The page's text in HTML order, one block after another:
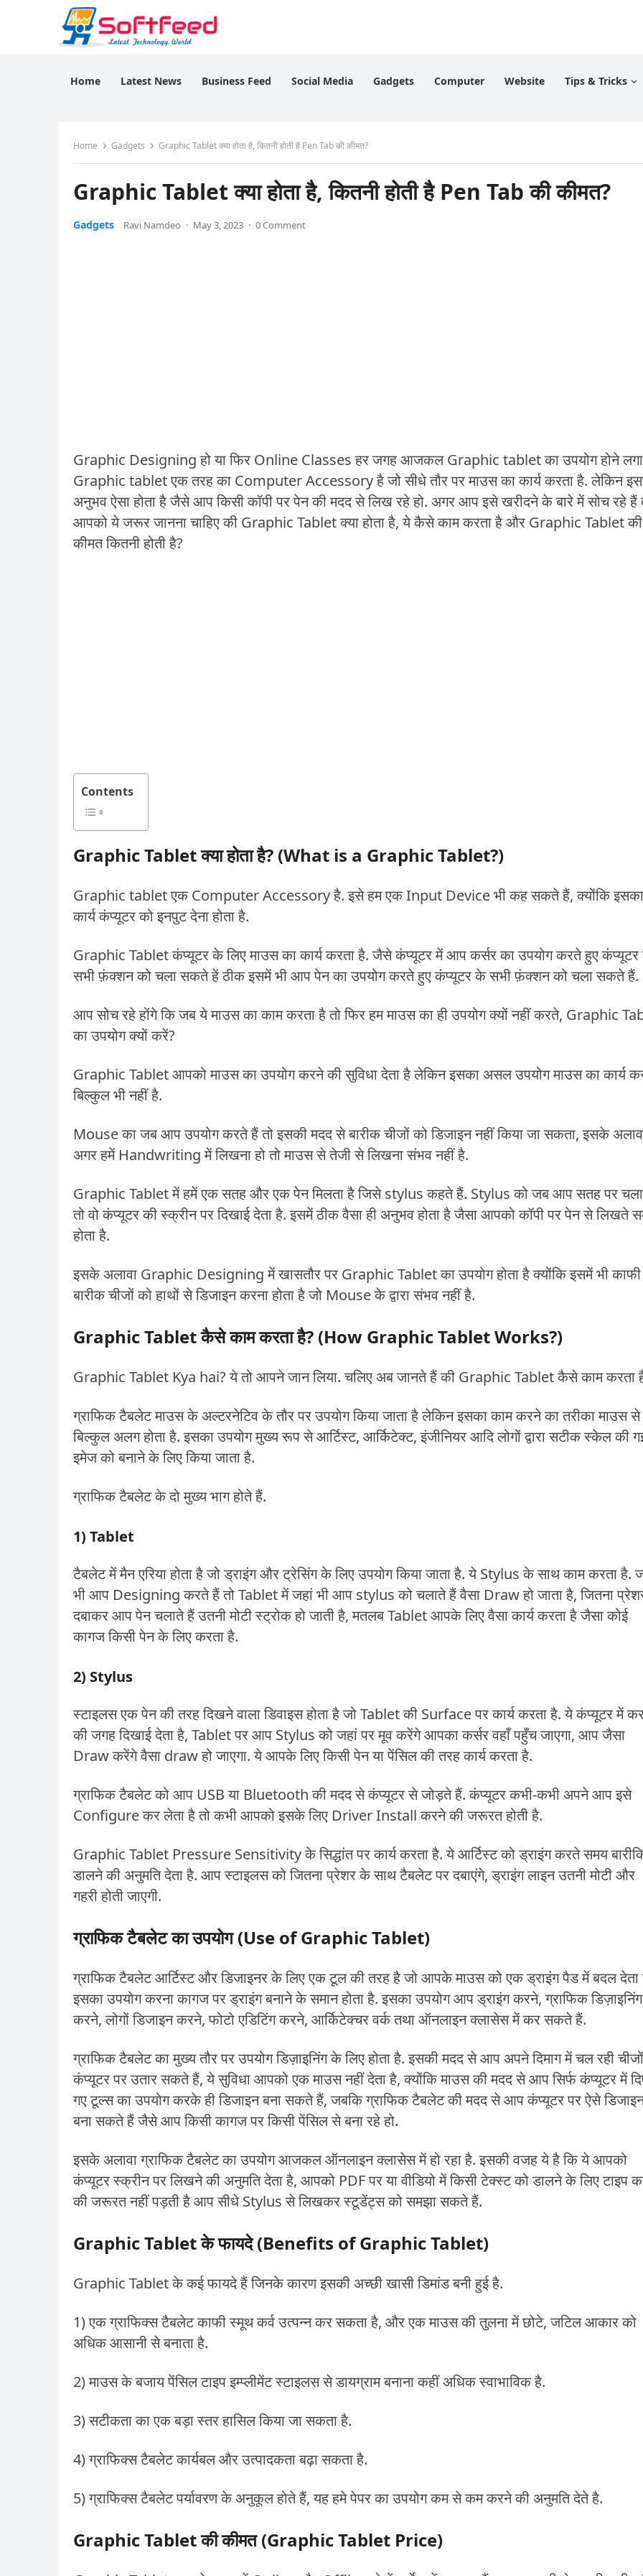
Home Latest News Business Feed Social Media Gadgets Computer Website Tips & Tricks
Home Gadgets Graphic Tablet क्या होता है, कितनी होती है Pen Tab की कीमत?
Graphic Tablet क्या होता है, कितनी होती है Pen Tab की कीमत?
Gadgets Ravi Namdeo · May 3, 2023 · 0 Comment
Graphic Designing हो या फिर Online Classes हर जगह आजकल Graphic tablet का उपयोग होने
Graphic tablet एक तरह का Computer Accessory है जो सीधे तौर पर माउस का कार्य करता है. लेकिन
अनुभव ऐसा होता है जैसे आप किसी कॉपी पर पेन की मदद से लिख रहे हो. अगर आप इसे खरीदने के बारे में सोच रहे हैं
आपको ये जरूर जानना चाहिए की Graphic Tablet क्या होता है, ये कैसे काम करता है और Graphic Tablet की
कीमत कितनी होती है?
Contents
Graphic Tablet क्या होता है? (What is a Graphic Tablet?)
Graphic tablet एक Computer Accessory है. इसे हम एक Input Device भी कह सकते हैं, क्योंकि इसका
कार्य कंप्यूटर को इनपुट देना होता है.
Graphic Tablet कंप्यूटर के लिए माउस का कार्य करता है. जैसे कंप्यूटर में आप कर्सर का उपयोग करते हुए
सभी फ़ंक्शन को चला सकते हें ठीक इसमें भी आप पेन का उपयोग करते हुए कंप्यूटर के सभी फ़ंक्शन को चला सकते हैं.
आप सोच रहे होंगे कि जब ये माउस का काम करता है तो फिर हम माउस का ही उपयोग क्यों नहीं करते, Graphic
का उपयोग क्यों करें?
Graphic Tablet आपको माउस का उपयोग करने की सुविधा देता है लेकिन इसका असल उपयोग माउस का कार्य
बिल्कुल भी नहीं है.
Mouse का जब आप उपयोग करते हैं तो इसकी मदद से बारीक चीजों को डिजाइन नहीं किया जा सकता, इसके
अगर हमें Handwriting में लिखना हो तो माउस से तेजी से लिखना संभव नहीं है.
Graphic Tablet में हमें एक सतह और एक पेन मिलता है जिसे stylus कहते हैं. Stylus को जब आप सतह पर
तो वो कंप्यूटर की स्क्रीन पर दिखाई देता है. इसमें ठीक वैसा ही अनुभव होता है जैसा आपको कॉपी पर पेन से लिखते
होता है.
इसके अलावा Graphic Designing में खासतौर पर Graphic Tablet का उपयोग होता है क्योंकि इसमें भी काफी
बारीक चीजों को हाथों से डिजाइन करना होता है जो Mouse के द्वारा संभव नहीं है.
Graphic Tablet कैसे काम करता है? (How Graphic Tablet Works?)
Graphic Tablet Kya hai? ये तो आपने जान लिया. चलिए अब जानते हैं की Graphic Tablet कैसे काम करता
ग्राफिक टैबलेट माउस के अल्टरनेटिव के तौर पर उपयोग किया जाता है लेकिन इसका काम करने का तरीका माउस से
बिल्कुल अलग होता है. इसका उपयोग मुख्य रूप से आर्टिस्ट, आर्किटेक्ट, इंजीनियर आदि लोगों द्वारा सटीक स्केल की
इमेज को बनाने के लिए किया जाता है.
ग्राफिक टैबलेट के दो मुख्य भाग होते हैं.
1) Tablet
टैबलेट में मैन एरिया होता है जो ड्राइंग और ट्रेसिंग के लिए उपयोग किया जाता है. ये Stylus के साथ काम करता है.
भी आप Designing करते हैं तो Tablet में जहां भी आप stylus को चलाते हैं वैसा Draw हो जाता है, जितना
दबाकर आप पेन चलाते हैं उतनी मोटी स्ट्रोक हो जाती है, मतलब Tablet आपके लिए वैसा कार्य करता है जैसा कोई
कागज किसी पेन के लिए करता है.
2) Stylus
स्टाइलस एक पेन की तरह दिखने वाला डिवाइस होता है जो Tablet की Surface पर कार्य करता है. ये कंप्यूटर में
की जगह दिखाई देता है, Tablet पर आप Stylus को जहां पर मूव करेंगे आपका कर्सर वहाँ पहुँच जाएगा, आप जैसा
Draw करेंगे वैसा draw हो जाएगा. ये आपके लिए किसी पेन या पेंसिल की तरह कार्य करता है.
ग्राफिक टैबलेट को आप USB या Bluetooth की मदद से कंप्यूटर से जोड़ते हैं. कंप्यूटर कभी-कभी अपने आप इसे
Configure कर लेता है तो कभी आपको इसके लिए Driver Install करने की जरूरत होती है.
Graphic Tablet Pressure Sensitivity के सिद्धांत पर कार्य करता है. ये आर्टिस्ट को ड्राइंग करते समय
डालने की अनुमति देता है. आप स्टाइलस को जितना प्रेशर के साथ टैबलेट पर दबाएंगे, ड्राइंग लाइन उतनी मोटी और
गहरी होती जाएगी.
ग्राफिक टैबलेट का उपयोग (Use of Graphic Tablet)
ग्राफिक टैबलेट आर्टिस्ट और डिजाइनर के लिए एक टूल की तरह है जो आपके माउस को एक ड्राइंग पैड में बदल देता
इसका उपयोग करना कागज पर ड्राइंग बनाने के समान होता है. इसका उपयोग आप ड्राइंग करने, ग्राफिक डिज़ाइनिंग
करने, लोगों डिजाइन करने, फोटो एडिटिंग करने, आर्किटेक्चर वर्क तथा ऑनलाइन क्लासेस में कर सकते हैं.
ग्राफिक टैबलेट का मुख्य तौर पर उपयोग डिज़ाइनिंग के लिए होता है. इसकी मदद से आप अपने दिमाग में चल रही
कंप्यूटर पर उतार सकते हैं, ये सुविधा आपको एक माउस नहीं देता है, क्योंकि माउस की मदद से आप सिर्फ कंप्यूटर में
गए टूल्स का उपयोग करके ही डिजाइन बना सकते हैं, जबकि ग्राफिक टैबलेट की मदद से आप कंप्यूटर पर ऐसे
बना सकते हैं जैसे आप किसी कागज पर किसी पेंसिल से बना रहे हो.
इसके अलावा ग्राफिक टैबलेट का उपयोग आजकल ऑनलाइन क्लासेस में हो रहा है. इसकी वजह ये है कि ये आपको
कंप्यूटर स्क्रीन पर लिखने की अनुमति देता है, आपको PDF पर या वीडियो में किसी टेक्स्ट को डालने के लिए टाइप
की जरूरत नहीं पड़ती है आप सीधे Stylus से लिखकर स्टूडेंट्स को समझा सकते हैं.
Graphic Tablet के फायदे (Benefits of Graphic Tablet)
Graphic Tablet के कई फायदे हैं जिनके कारण इसकी अच्छी खासी डिमांड बनी हुई है.
1) एक ग्राफिक्स टैबलेट काफी स्मूथ कर्व उत्पन्न कर सकता है, और एक माउस की तुलना में छोटे, जटिल आकार को
अधिक आसानी से बनाता है.
2) माउस के बजाय पेंसिल टाइप इम्प्लीमेंट स्टाइलस से डायग्राम बनाना कहीं अधिक स्वाभाविक है.
3) सटीकता का एक बड़ा स्तर हासिल किया जा सकता है.
4) ग्राफिक्स टैबलेट कार्यबल और उत्पादकता बढ़ा सकता है.
5) ग्राफिक्स टैबलेट पर्यावरण के अनुकूल होते हैं, यह हमे पेपर का उपयोग कम से कम करने की अनुमति देते है.
Graphic Tablet की कीमत (Graphic Tablet Price)